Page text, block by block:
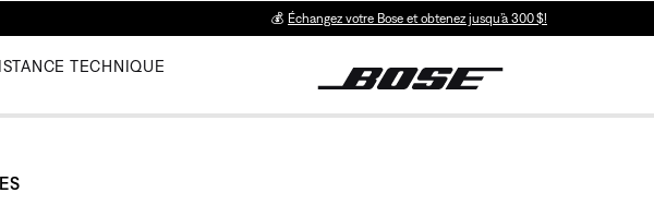
💰 Échangez votre Bose et obtenez jusqu’à 300 $!
TECHNIQUE